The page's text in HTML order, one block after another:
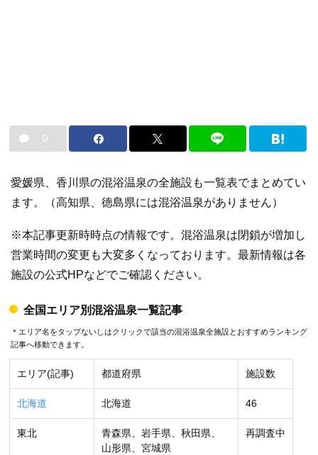
0
愛媛県、香川県の混浴温泉の全施設も一覧表でまとめてい
ます。（高知県、徳島県には混浴温泉がありません）
※本記事更新時時点の情報です。混浴温泉は閉鎖が増加し
営業時間の変更も大変多くなっております。最新情報は各
施設の公式HPなどでご確認ください。
全国エリア別混浴温泉一覧記事
＊エリア名をタップないしはクリックで該当の混浴温泉全施設とおすすめランキング
記事へ移動できます。
エリア(記事) 都道府県 施設数
北海道 北海道 46
東北
青森県、岩手県、秋田県、
山形県、宮城県
再調査中